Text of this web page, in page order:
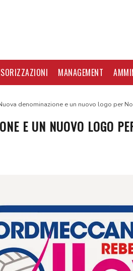
MANAGEMENT
denominazione e un nuovo logo per
E UN NUOVO LOGO